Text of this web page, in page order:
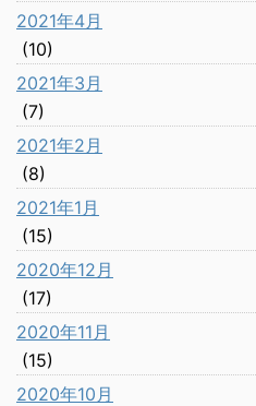
2021年4月
(10)
2021年3月
(7)
2021年2月
(8)
2021年1月
(15)
2020年12月
(17)
2020年11月
(15)
2020年10月